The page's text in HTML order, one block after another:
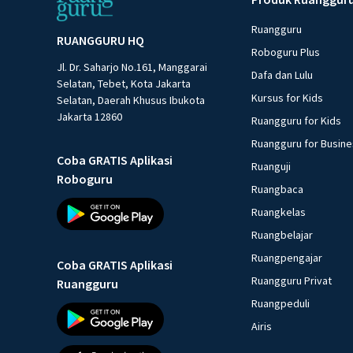
RUANGGURU HQ
Jl. Dr. Saharjo No.161, Manggarai
Selatan, Tebet, Kota Jakarta
Selatan, Daerah Khusus Ibukota
Jakarta 12860
Coba GRATIS Aplikasi
Roboguru
Coba GRATIS Aplikasi
Ruangguru
Ruangguru
Roboguru Plus
Dafa dan Lulu
Kursus for Kids
Ruangguru for Kids
Ruangguru for
Ruanguji
Ruangbaca
Ruangkelas
Ruangbelajar
Ruangpengajar
Ruangguru Privat
Ruangpeduli
Airis